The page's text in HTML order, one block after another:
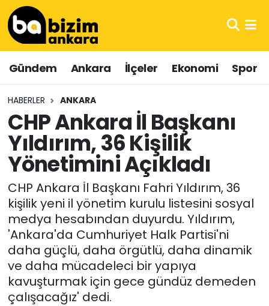
Gündem Ankara İlçeler Ekonomi Spor
HABERLER ANKARA
CHP Ankara İl Başkanı
Yıldırım, 36 Kişilik
Yönetimini Açıkladı
CHP Ankara İl Başkanı Fahri Yıldırım, 36
kişilik yeni il yönetim kurulu listesini sosyal
medya hesabından duyurdu. Yıldırım,
'Ankara'da Cumhuriyet Halk Partisi'ni
daha güçlü, daha örgütlü, daha dinamik
ve daha mücadeleci bir yapıya
kavuşturmak için gece gündüz demeden
çalışacağız' dedi.
Hava Durumu
Trafik Durumu
Süper Lig Puan Durumu ve Fikstür
Tüm Manşetler
Son Dakika Haberleri
Haber Arşivi